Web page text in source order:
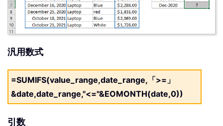
汎用数式
=SUMIFS(value_range,date_range,「>=」
&date,date_range,"<="&EOMONTH(date,0))
引数